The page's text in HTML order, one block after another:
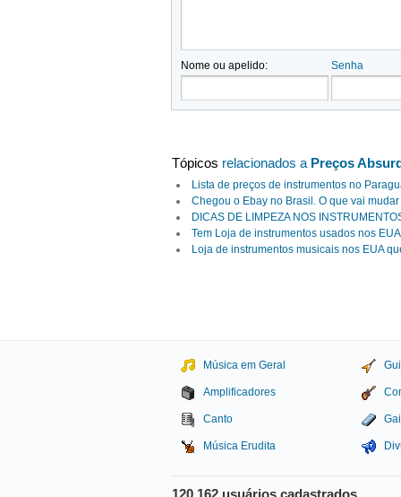
Nome ou apelido: Senha
Tópicos relacionados a Preços
Lista de preços de instrumentos no
Chegou o Ebay no Brasil. O que vai
DICAS DE LIMPEZA NOS
Tem Loja de instrumentos usados nos
Loja de instrumentos musicais nos EUA
Música em Geral
Amplificadores
Canto
Música Erudita
120.162 usuários cadastrados